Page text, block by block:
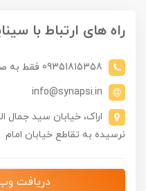
راه های ارتباط با
09351815358 فقط به صورت پیامک - 08632241297
info@synapsi.in
نرسیده به تقاطع خیابان امام
دریافت